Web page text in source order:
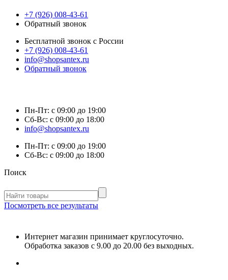
+7 (926) 008-43-61
Обратный звонок
Бесплатной звонок с России
+7 (926) 008-43-61
info@shopsantex.ru
Обратный звонок
Пн-Пт: с 09:00 до 19:00
Сб-Вс: с 09:00 до 18:00
info@shopsantex.ru
Пн-Пт: с 09:00 до 19:00
Сб-Вс: с 09:00 до 18:00
Поиск
Посмотреть все результаты
Интернет магазин принимает круглосуточно.
Обработка заказов с 9.00 до 20.00 без выходных.